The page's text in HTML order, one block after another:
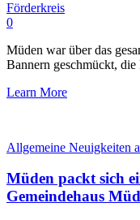
Förderkreis
0
Müden war über das
Bannern geschmückt,
Learn More
Allgemeine Neuigkeiten
Müden packt sich
Gemeindehaus